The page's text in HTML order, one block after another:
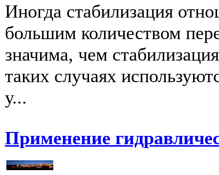
Иногда стабилизация
большим количеством
значима, чем
таких случаях
у...
Применение